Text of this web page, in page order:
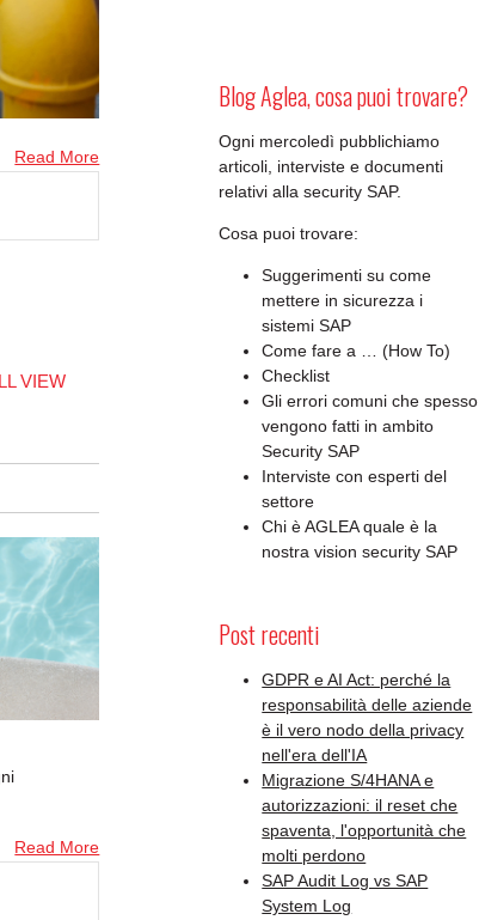
Read More
VIEW
Read More
Blog Aglea, cosa puoi trovare?
Ogni mercoledì pubblichiamo
articoli, interviste e documenti
relativi alla security SAP.
Cosa puoi trovare:
Suggerimenti su come
mettere in sicurezza i
sistemi SAP
Come fare a … (How To)
Checklist
Gli errori comuni che spesso
vengono fatti in ambito
Security SAP
Interviste con esperti del
settore
Chi è AGLEA quale è la
nostra vision security SAP
Post recenti
GDPR e AI Act: perché la
responsabilità delle aziende
è il vero nodo della privacy
nell'era dell'IA
Migrazione S/4HANA e
autorizzazioni: il reset che
spaventa, l'opportunità che
molti perdono
SAP Audit Log vs SAP
System Log